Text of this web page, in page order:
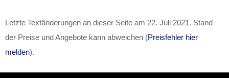
Letzte Textänderungen an dieser Seite am 22. Juli 2021 . Stand
der Preise und Angebote kann abweichen (Preisfehler hier
melden).